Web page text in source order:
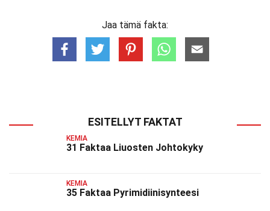
Jaa tämä fakta:
ESITELLYT FAKTAT
KEMIA
31 Faktaa Liuosten Johtokyky
KEMIA
35 Faktaa Pyrimidiinisynteesi